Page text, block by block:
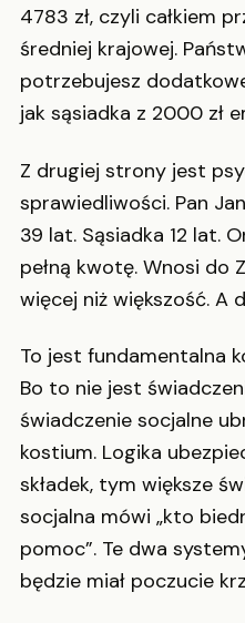
4783 zł, czyli całkiem
średniej krajowej.
potrzebujesz
jak sąsiadka z 2000 zł
Z drugiej strony jest
sprawiedliwości. Pan
39 lat. Sąsiadka 12 lat.
pełną kwotę. Wnosi do
więcej niż większość. A
To jest fundamentalna
Bo to nie jest
świadczenie socjalne
kostium. Logika
składek, tym większe
socjalna mówi „kto
pomoc”. Te dwa
będzie miał poczucie